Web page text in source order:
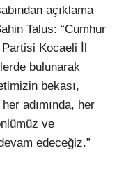
açıklama
Talus: “Cumhur
Partisi Kocaeli İl
bulunarak
bekası,
adımında, her
ve
edeceğiz.”